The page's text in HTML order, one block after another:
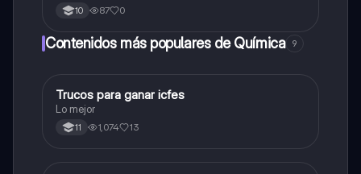
10 87 0
Contenidos más populares de Química 9
Química
Trucos para ganar icfes
Lo mejor
11 1,074 13